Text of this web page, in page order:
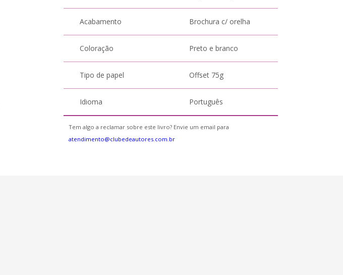
Acabamento Brochura c/ orelha
Coloração Preto e branco
Tipo de papel Offset 75g
Idioma Português
Tem algo a reclamar sobre este livro? Envie um email para
atendimento@clubedeautores.com.br